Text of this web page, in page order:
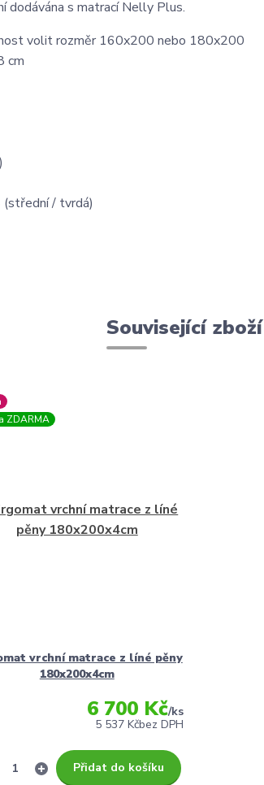
dodávána s matrací Nelly Plus.
volit rozměr 160x200 nebo 180x200
cm
/ tvrdá)
Související zboží
ZDARMA
vrchní matrace z líné pěny
180x200x4cm
6 700 Kč/ks
5 537 Kčbez DPH
Přidat do košíku